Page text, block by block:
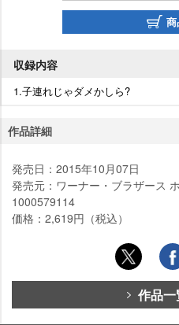
商
収録内容
1.子連れじゃダメかしら?
作品詳細
発売日：2015年10月07日
発売元：ワーナー・ブラザース
1000579114
価格：2,619円（税込）
作品